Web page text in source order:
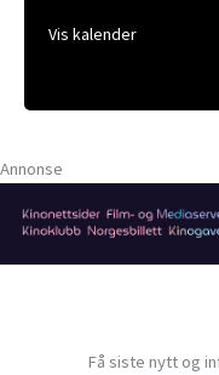
Vis kalender
Annonse
Få siste nytt og